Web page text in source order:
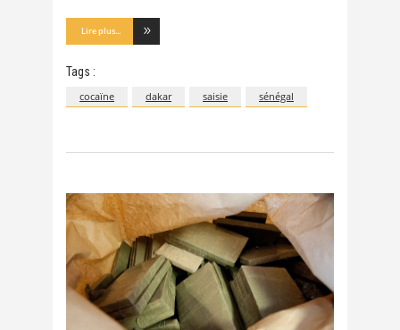
Lire plus...
Tags :
cocaïne dakar saisie sénégal